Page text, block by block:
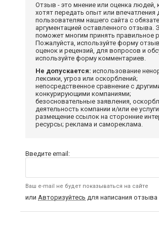
Отзыв - это мнение или оценка людей,
хотят передать опыт или впечатления
пользователям нашего сайта с
аргументацией оставленного отзыва.
поможет многим принять правильное
Пожалуйста, используйте форму
оценок и рецензий, для вопросов и
используйте форму комментариев.
Не допускается: использование
лексики, угроз или оскорблений;
непосредственное сравнение с
конкурирующими компаниями;
безосновательные заявления,
деятельность компании и/или ее
размещение ссылок на сторонние
ресурсы; реклама и самореклама.
Введите email:
Ваш e-mail не будет показываться на сайте
или Авторизуйтесь для написания отзыва